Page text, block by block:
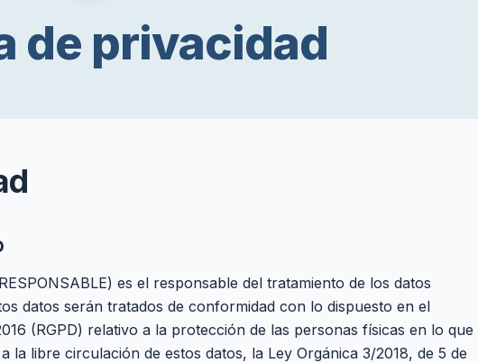
de privacidad
es el responsable del tratamiento de los datos
datos serán tratados de conformidad con lo dispuesto en el
(RGPD) relativo a la protección de las personas físicas en lo que
la libre circulación de estos datos, la Ley Orgánica 3/2018, de 5 de